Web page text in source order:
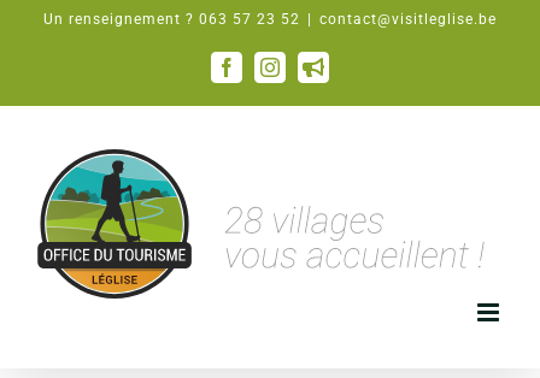
PasserUn renseignement ? 063 57 23 52 contact@visitleglise.be
Facebook
Instagram
Email